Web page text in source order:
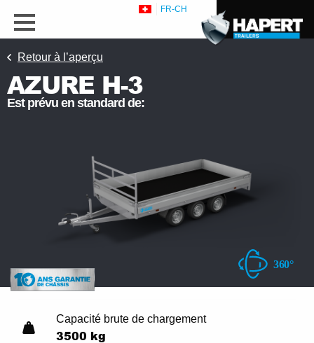
FR-CH
Retour à l’aperçu
AZURE H-3
Est prévu en standard de:
Capacité brute de chargement
3500 kg